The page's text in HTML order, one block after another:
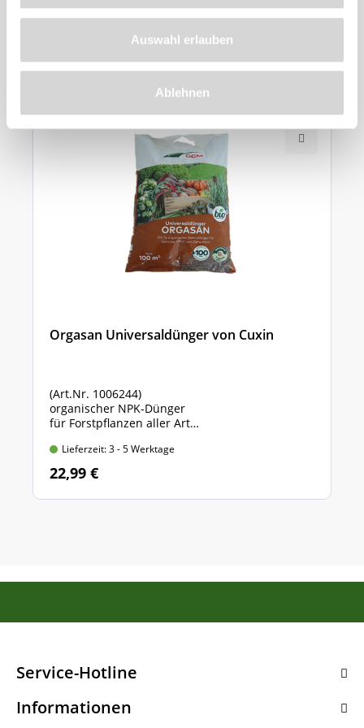
Auswahl erlauben
Ablehnen
Zu diesem
empfehlen wir
Orgasan Universaldünger von Cuxin
(Art.Nr. 1006244)
organischer NPK-Dünger
für Forstpflanzen aller Art
Lieferzeit: 3 - 5 Werktage
22,99 €
Service-Hotline
Informationen